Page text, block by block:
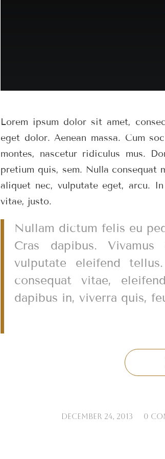
Lorem ipsum dolor sit amet,
eget dolor. Aenean massa. Cum
montes, nascetur ridiculus mus.
pretium quis, sem. Nulla consequat
aliquet nec, vulputate eget, arcu.
vitae, justo.
Nullam dictum felis eu
Cras dapibus.
vulputate eleifend
consequat vitae,
dapibus in, viverra quis,
DECEMBER 24, 2013
/ 0